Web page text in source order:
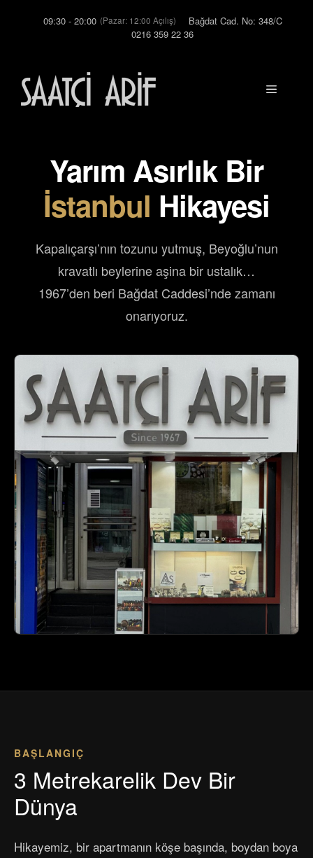
09:30 - 20:00 (Pazar: 12:00 Açılış)
Bağdat Cad. No: 348/C
0216 359 22 36
Yarım Asırlık Bir
İstanbul Hikayesi
Kapalıçarşı’nın tozunu yutmuş, Beyoğlu’nun
kravatlı beylerine aşina bir ustalık…
1967’den beri Bağdat Caddesi’nde zamanı
onarıyoruz.
BAŞLANGIÇ
3 Metrekarelik Dev Bir
Dünya
Hikayemiz, bir apartmanın köşe başında, boydan boya